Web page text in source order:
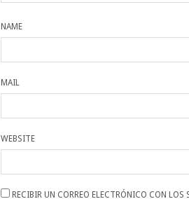
NAME
MAIL
WEBSITE
RECIBIR UN CORREO ELECTRÓNICO CON